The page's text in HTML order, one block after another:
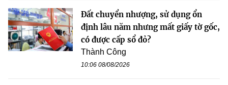
Đất chuyển nhượng, sử dụng ổn
định lâu năm nhưng mất giấy tờ gốc,
có được cấp sổ đỏ?
Thành Công
10:06 08/08/2026